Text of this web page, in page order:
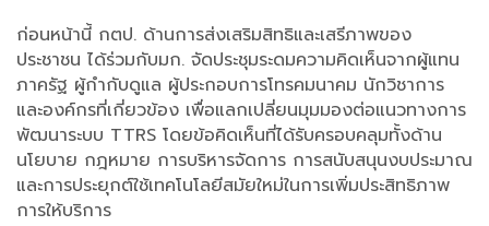
ก่อนหน้านี้ กตป. ด้านการส่งเสริมสิทธิและเสรีภาพของ
ประชาชน ได้ร่วมกับมก. จัดประชุมระดมความคิดเห็นจากผู้แทน
ภาครัฐ ผู้กำกับดูแล ผู้ประกอบการโทรคมนาคม นักวิชาการ
และองค์กรที่เกี่ยวข้อง เพื่อแลกเปลี่ยนมุมมองต่อแนวทางการ
พัฒนาระบบ TTRS โดยข้อคิดเห็นที่ได้รับครอบคลุมทั้งด้าน
นโยบาย กฎหมาย การบริหารจัดการ การสนับสนุนงบประมาณ
และการประยุกต์ใช้เทคโนโลยีสมัยใหม่ในการเพิ่มประสิทธิภาพ
การให้บริการ